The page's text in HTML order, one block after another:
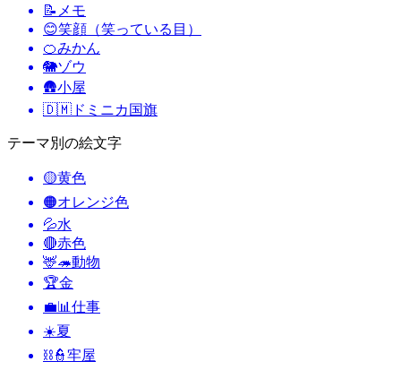
📝 メモ
😊笑顔（笑っている目）
🍊みかん
🐘ゾウ
🛖小屋
🇩🇲 ドミニカ国旗
テーマ別の絵文字
🟡黄色
🟠オレンジ色
💦水
🔴赤色
🦌🦔動物
🏆金
💼📊 仕事
☀️夏
⛓️👮牢屋